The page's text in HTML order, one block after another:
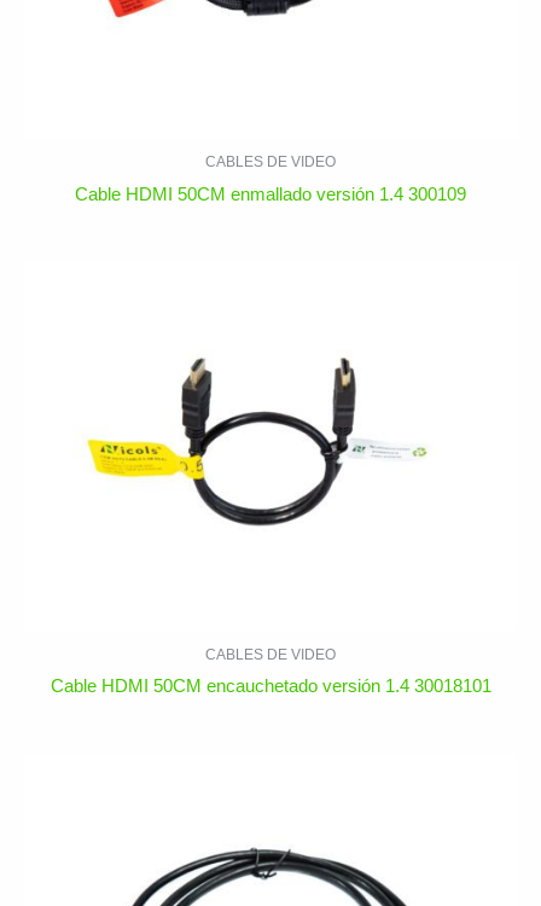
CABLES DE VIDEO
Cable HDMI 50CM enmallado versión 1.4 300109
CABLES DE VIDEO
Cable HDMI 50CM encauchetado versión 1.4 30018101